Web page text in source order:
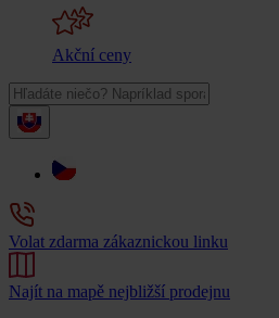
Akční ceny
Volat zdarma zákaznickou linku
Najít na mapě nejbližší prodejnu